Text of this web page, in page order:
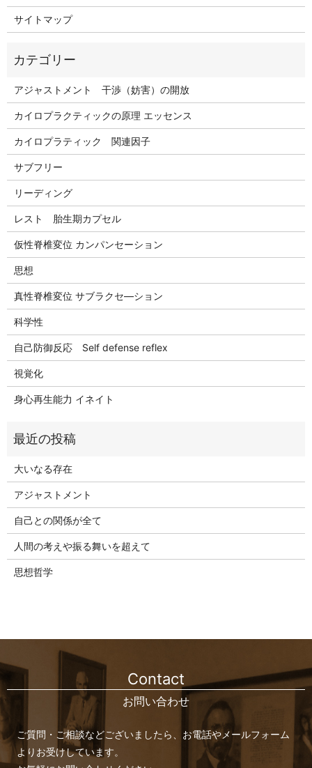
サイトマップ
アジャストメント 干渉（妨害）の開放
カイロプラクティックの原理 エッセンス
カイロプラティック 関連因子
サブフリー
リーディング
レスト 胎生期カプセル
仮性脊椎変位 カンパンセーション
思想
真性脊椎変位 サブラクセ―ション
科学性
自己防御反応 Self defense reflex
視覚化
身心再生能力 イネイト
大いなる存在
アジャストメント
自己との関係が全て
人間の考えや振る舞いを超えて
思想哲学
Contact
お問い合わせ
ご質問・ご相談などございましたら、お電話やメールフォーム
よりお受けしています。